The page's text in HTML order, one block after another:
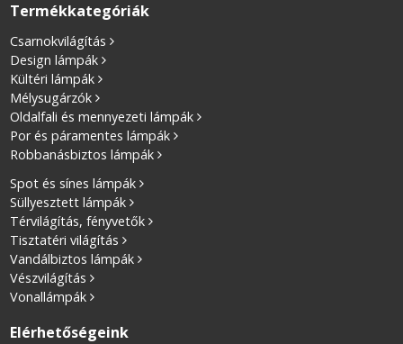
Termékkategóriák
Csarnokvilágítás
Design lámpák
Kültéri lámpák
Mélysugárzók
Oldalfali és mennyezeti lámpák
Por és páramentes lámpák
Robbanásbiztos lámpák
Spot és sínes lámpák
Süllyesztett lámpák
Térvilágítás, fényvetők
Tisztatéri világítás
Vandálbiztos lámpák
Vészvilágítás
Vonallámpák
Elérhetőségeink